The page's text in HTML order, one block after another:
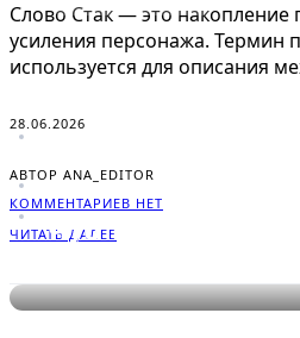
Слово Стак — это накопление
усиления персонажа. Термин
используется для описания
28.06.2026
АВТОР ANA_EDITOR
КОММЕНТАРИЕВ НЕТ
ЧИТАТЬ ДАЛЕЕ
Что такое